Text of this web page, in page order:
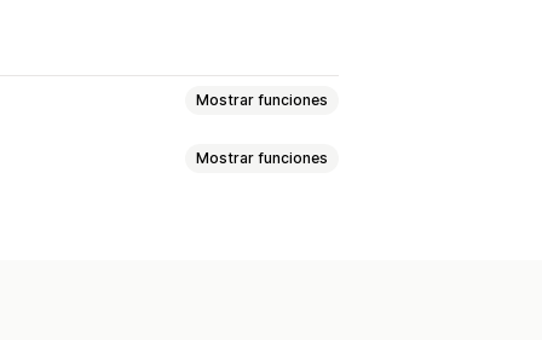
Mostrar funciones
Mostrar funciones